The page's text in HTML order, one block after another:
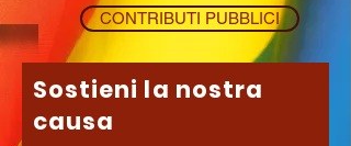
CONTRIBUTI PUBBLICI
Sostieni la nostra
causa